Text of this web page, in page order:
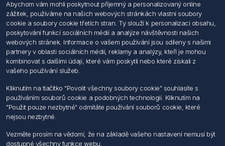
Hledat
Dodržování předpisů
Zásady zpracování osobních údajů fyzických osob
Podmínky zasílání elektronických dokumentu
Všeobecné dodací a obchodní podmínky
Informace o nakládaní s elektroodpadem
Můj účet
Můj účet
Objednávky
Adresy
Abychom vám mohli poskytnout příjemný a personalizovaný online
zážitek, používáme na našich webových stránkách vlastní soubory
cookie a soubory cookie třetích stran. Ty slouží k personalizaci obsahu,
poskytování funkcí sociálních médií a analýze návštěvnosti našich
webových stránek. Informace o vašem používání jsou sdíleny s našimi
partnery v oblasti sociálních médií, reklamy a analýzy, kteří je mohou
kombinovat s dalšími údaji, které vám poskytli nebo které získali z
vašeho používání služeb.
Kliknutím na tlačítko "Povolit všechny soubory cookie" souhlasíte s
používáním souborů cookie a podobných technologií. Kliknutím na
"Použit pouze nezbytné" odmítáte používání souborů cookie, které
nejsou nezbytné.
Vezměte prosím na vědomí, že na základě vašeho nastavení nemusí být
dostupné všechny funkce webu.